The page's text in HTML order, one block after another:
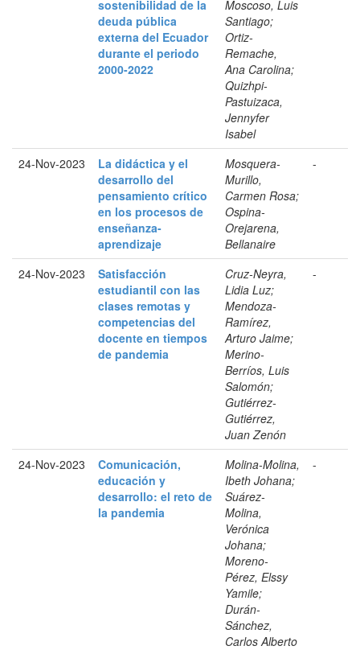
sostenibilidad de la
deuda pública
externa del Ecuador
durante el periodo
2000-2022
Moscoso, Luis
Santiago;
Ortiz-
Remache,
Ana Carolina;
Quizhpi-
Pastuizaca,
Jennyfer
Isabel
24-Nov-2023
La didáctica y el
desarrollo del
pensamiento crítico
en los procesos de
enseñanza-
aprendizaje
Mosquera-
Murillo,
Carmen Rosa;
Ospina-
Orejarena,
Bellanaire
-
24-Nov-2023
Satisfacción
estudiantil con las
clases remotas y
competencias del
docente en tiempos
de pandemia
Cruz-Neyra,
Lidia Luz;
Mendoza-
Ramírez,
Arturo Jaime;
Merino-
Berríos, Luis
Salomón;
Gutiérrez-
Gutiérrez,
Juan Zenón
-
24-Nov-2023
Comunicación,
educación y
desarrollo: el reto de
la pandemia
Molina-Molina,
Ibeth Johana;
Suárez-
Molina,
Verónica
Johana;
Moreno-
Pérez, Elssy
Yamile;
Durán-
Sánchez,
Carlos Alberto
-